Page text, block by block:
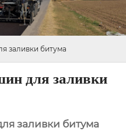
заливки битума
для заливки
заливки битума